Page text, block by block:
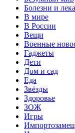
Болезни и
В мире
В России
Вещи
Военные
Гаджеты
Дети
Дом и сад
Еда
Звёзды
Здоровье
ЗОЖ
Игры